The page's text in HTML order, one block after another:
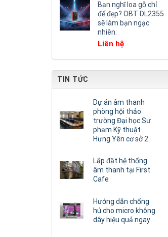
Bạn nghĩ loa gỗ chỉ
để đẹp? OBT DL2355
sẽ làm bạn ngạc
nhiên.
Liên hệ
TIN TỨC
Dự án âm thanh
phòng hội thảo
trường Đại học Sư
phạm Kỹ thuật
Hưng Yên cơ sở 2
Lắp đặt hệ thống
âm thanh tại First
Cafe
Hướng dẫn chống
hú cho micro không
dây hiệu quả ngay